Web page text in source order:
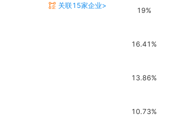
关联15家企业>
19%
16.41%
13.86%
10.73%